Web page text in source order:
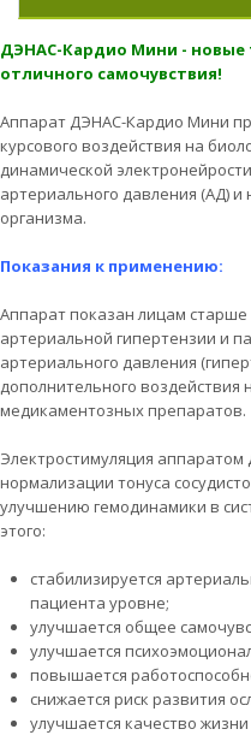
ДЭНАС-Кардио Мини - новые
отличного самочувствия!
Аппарат ДЭНАС-Кардио Мини
курсового воздействия на
динамической
артериального давления (АД)
организма.
Показания к применению:
Аппарат показан лицам
артериальной гипертензии и
артериального давления
дополнительного
медикаментозных препаратов.
Электростимуляция
нормализации тонуса
улучшению гемодинамики в
этого:
стабилизируется
пациента уровне;
улучшается общее
улучшается
повышается
снижается риск развития
улучшается качество